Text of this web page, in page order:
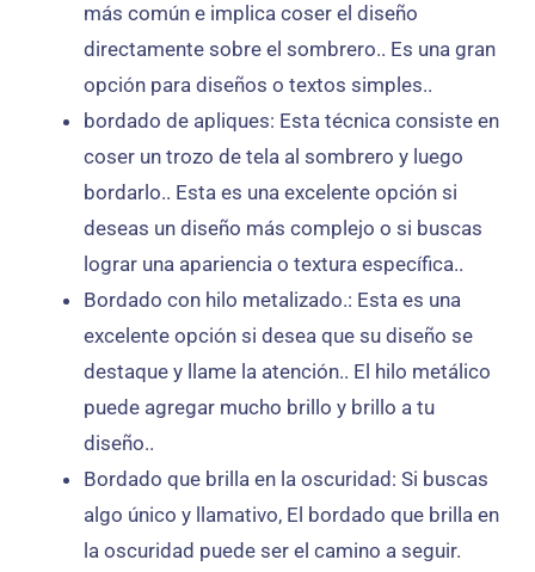
más común e implica coser el diseño
directamente sobre el sombrero.. Es una gran
opción para diseños o textos simples..
bordado de apliques: Esta técnica consiste en
coser un trozo de tela al sombrero y luego
bordarlo.. Esta es una excelente opción si
deseas un diseño más complejo o si buscas
lograr una apariencia o textura específica..
Bordado con hilo metalizado.: Esta es una
excelente opción si desea que su diseño se
destaque y llame la atención.. El hilo metálico
puede agregar mucho brillo y brillo a tu
diseño..
Bordado que brilla en la oscuridad: Si buscas
algo único y llamativo, El bordado que brilla en
la oscuridad puede ser el camino a seguir.